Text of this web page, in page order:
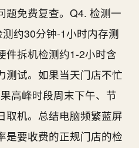
题免费复查。Q4. 检测一
约30分钟-1小时内存测
件拆机检测约1-2小时含
测试。如果当天门店不忙
高峰时段周末下午、节
取机。总结电脑频繁蓝屏
是要收费的正规门店的检